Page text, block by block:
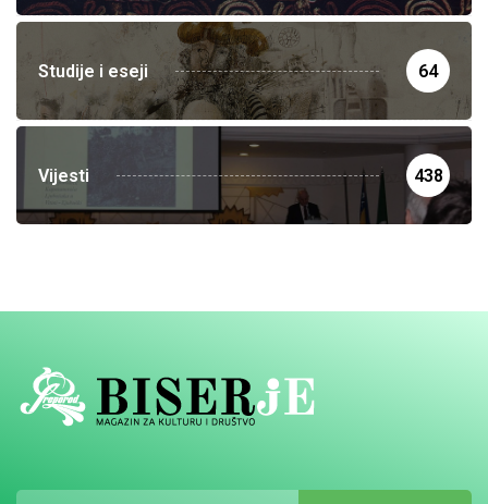
Studije i eseji 64
Vijesti 438